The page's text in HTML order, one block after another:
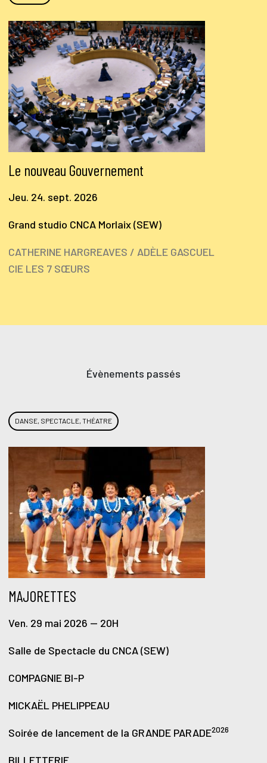
Le nouveau Gouvernement
Jeu. 24. sept. 2026
Grand studio CNCA Morlaix (SEW)
CATHERINE HARGREAVES / ADÈLE GASCUEL
CIE LES 7 SŒURS
Évènements passés
DANSE, SPECTACLE, THÉATRE
MAJORETTES
Ven. 29 mai 2026 — 20H
Salle de Spectacle du CNCA (SEW)
COMPAGNIE BI-P
MICKAËL PHELIPPEAU
Soirée de lancement de la GRANDE PARADE2026
BILLETTERIE